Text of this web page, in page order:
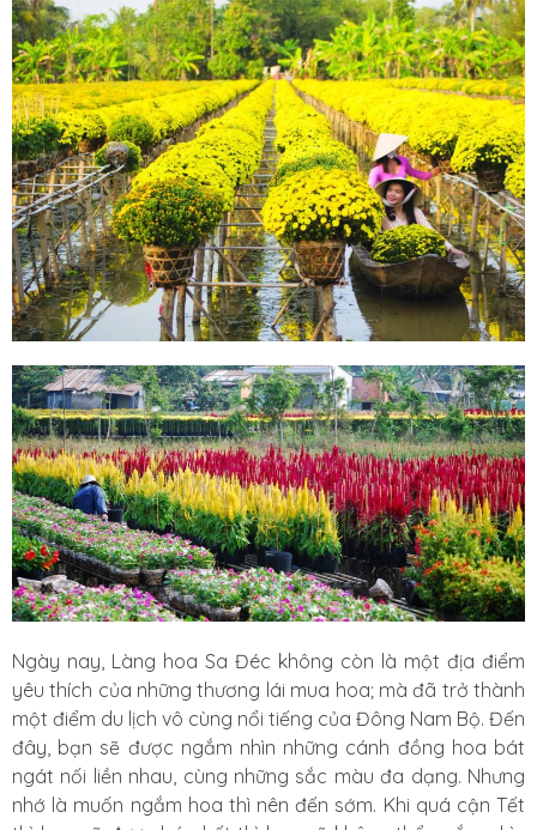
Ngày nay, Làng hoa Sa Đéc không còn là một địa điểm
yêu thích của những thương lái mua hoa; mà đã trở thành
một điểm du lịch vô cùng nổi tiếng của Đông Nam Bộ. Đến
đây, bạn sẽ được ngắm nhìn những cánh đồng hoa bát
ngát nối liền nhau, cùng những sắc màu đa dạng. Nhưng
nhớ là muốn ngắm hoa thì nên đến sớm. Khi quá cận Tết